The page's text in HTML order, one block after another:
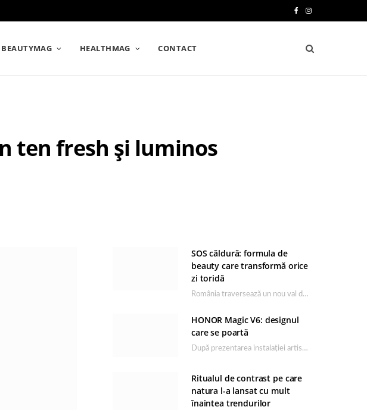
e
I
s
t
BEAUTYMAG HEALTHMAG CONTACT
ten fresh și luminos
SOS căldură: formula de
beauty care transformă orice
zi toridă
România traversează un nou val de căldură, iar rutina de îngrijire capătă un rol esențial…
HONOR Magic V6: designul
care se poartă
După prezentarea instalației artistice semnată de Catrinel Săbăciag în cadrul evenimentului de lansare HONOR Magic…
Ritualul de contrast pe care
natura l-a lansat cu mult
înaintea trendurilor